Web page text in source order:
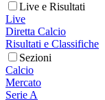
Live e Risultati
Live
Diretta Calcio
Risultati e Classifiche
Sezioni
Calcio
Mercato
Serie A